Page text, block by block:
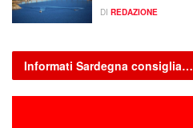
DI REDAZIONE
Informati Sardegna consiglia…